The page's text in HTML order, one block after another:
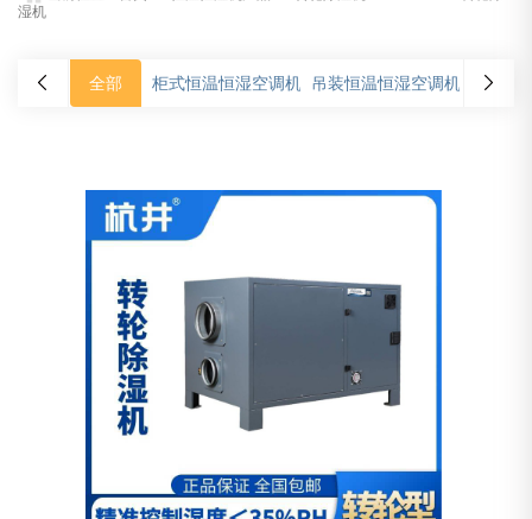
湿机
全部 柜式恒温恒湿空调机 吊装恒温恒湿空调机 净化型